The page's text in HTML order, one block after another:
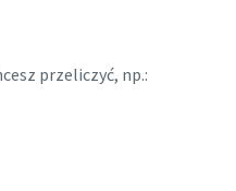
Optimizer 4.0,
i obniża koszty
przeliczyć, np.: